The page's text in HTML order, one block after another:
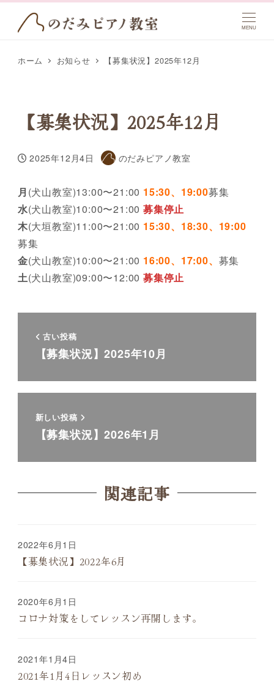
MENU
ホーム お知らせ 【募集状況】2025年12月
【募集状況】2025年12月
投稿日
2025年12月4日
著
のだみピアノ教室
月 (犬山教室)13:00〜21:00 15:30、19:00募集
水(犬山教室)10:00〜21:00募集停止
木(大垣教室)11:00〜21:00 15:30、 18:30、19:00
募集
金(犬山教室)10:00〜21:00 16:00、17:00、 募集
土(犬山教室)09:00〜12:00募集停止
古い投稿
【募集状況】2025年10月
新しい投稿
【募集状況】2026年1月
関連記事
【募集状況】2022年6月
2022年6月1日
コロナ対策をしてレッスン再開します。
2020年6月1日
2021年1月4日レッスン初め
2021年1月4日